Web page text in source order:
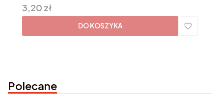
Cena
3,20 zł
DO KOSZYKA
Polecane